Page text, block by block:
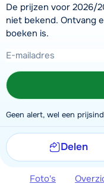
De prijzen voor 2026/
niet bekend. Ontvang
boeken is.
Geen alert, wel een
Delen
Foto's